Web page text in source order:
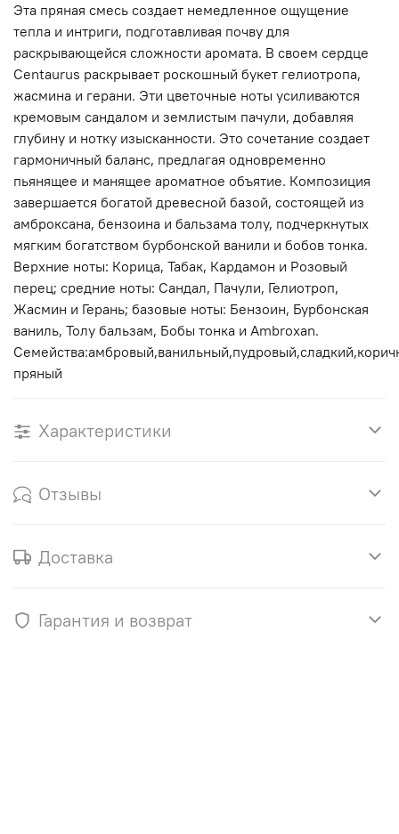
Эта пряная смесь создает немедленное ощущение
тепла и интриги, подготавливая почву для
раскрывающейся сложности аромата. В своем сердце
Centaurus раскрывает роскошный букет гелиотропа,
жасмина и герани. Эти цветочные ноты усиливаются
кремовым сандалом и землистым пачули, добавляя
глубину и нотку изысканности. Это сочетание создает
гармоничный баланс, предлагая одновременно
пьянящее и манящее ароматное объятие. Композиция
завершается богатой древесной базой, состоящей из
амброксана, бензоина и бальзама толу, подчеркнутых
мягким богатством бурбонской ванили и бобов тонка.
Верхние ноты: Корица, Табак, Кардамон и Розовый
перец; средние ноты: Сандал, Пачули, Гелиотроп,
Жасмин и Герань; базовые ноты: Бензоин, Бурбонская
ваниль, Толу бальзам, Бобы тонка и Ambroxan.
пряный
Характеристики
Отзывы
Доставка
Гарантия и возврат